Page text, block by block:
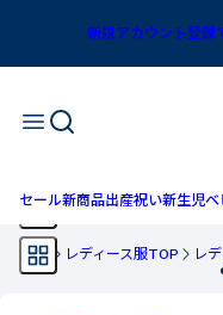
新規アカウント登録
セール新商品出産祝い新生児ベ
TOP レディース服TOP レ